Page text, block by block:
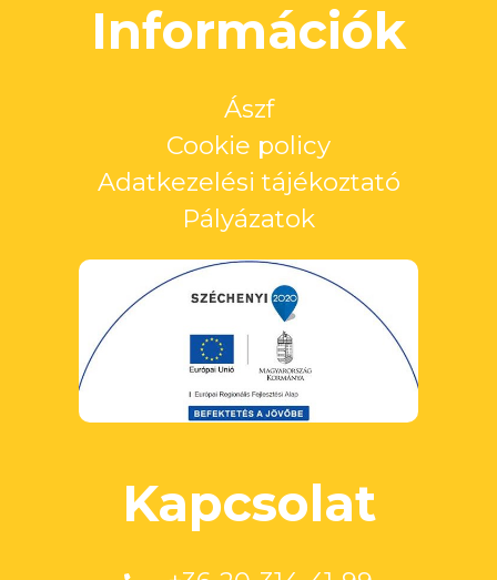
Információk
Ászf
Cookie policy
Adatkezelési tájékoztató
Pályázatok
Kapcsolat